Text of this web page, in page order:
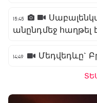
15:45
անընդմեջ հաղթել
14:49 Մեդվեդևը`